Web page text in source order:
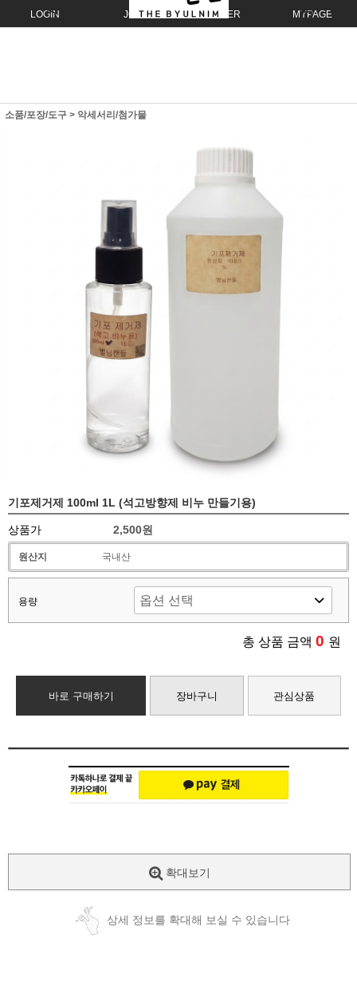
LOGIN JOIN ORDER MYPAGE
소품/포장/도구 > 악세서리/첨가물
기포제거제 100ml 1L (석고방향제 비누 만들기용)
상품가 2,500원
원산지 국내산
용량
총 상품 금액 0 원
바로 구매하기 장바구니 관심상품
확대보기
상세 정보를 확대해 보실 수 있습니다